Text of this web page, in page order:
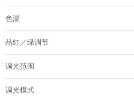
色温
品红／绿调节
调光范围
调光模式